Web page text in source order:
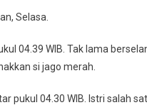
Selasa.
04.39 WIB. Tak lama
si jago merah.
pukul 04.30 WIB. Istri salah